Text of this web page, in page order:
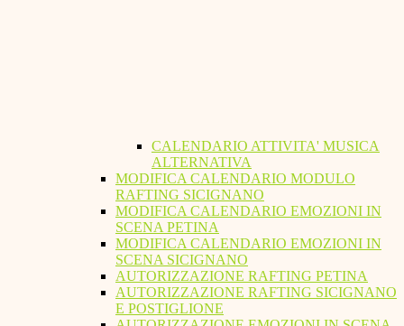
CALENDARIO ATTIVITA' MUSICA
ALTERNATIVA
MODIFICA CALENDARIO MODULO
RAFTING SICIGNANO
MODIFICA CALENDARIO EMOZIONI IN
SCENA PETINA
MODIFICA CALENDARIO EMOZIONI IN
SCENA SICIGNANO
AUTORIZZAZIONE RAFTING PETINA
AUTORIZZAZIONE RAFTING SICIGNANO
E POSTIGLIONE